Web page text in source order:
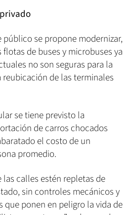
se propone modernizar,
de buses y microbuses ya
no son seguras para la
de las terminales
se tiene previsto la
de carros chocados
el costo de un
promedio.
las calles estén repletas de
sin controles mecánicos y
que ponen en peligro la vida de